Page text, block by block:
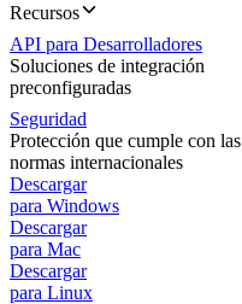
Recursos
API para Desarrolladores
Soluciones de integración
preconfiguradas
Seguridad
Protección que cumple con las
normas internacionales
Descargar
para Windows
Descargar
para Mac
Descargar
para Linux